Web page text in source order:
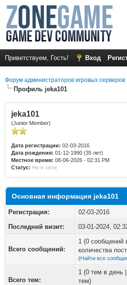
Приветствуем, Гость! Вход
Форум администраторов игровых серверов
Профиль jeka101
jeka101
(Junior Member)
Дата регистрации: 02-03-2016
Дата рождения: 01-12-1990 (35 лет)
Местное время: 08-06-2026 - 02:31 PM
Статус: Не в сети
Основная информация jeka101
Регистрация:
02-03-2016
Последний визит:
03-01-2024,
Всего сообщений:
1 (0 сообщений
количества
(Найти все
Всего тем:
1 (0 тем в день
тем)